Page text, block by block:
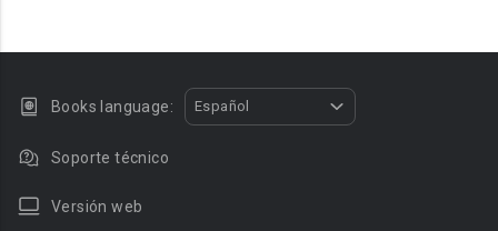
Books language: Español
Soporte técnico
Versión web